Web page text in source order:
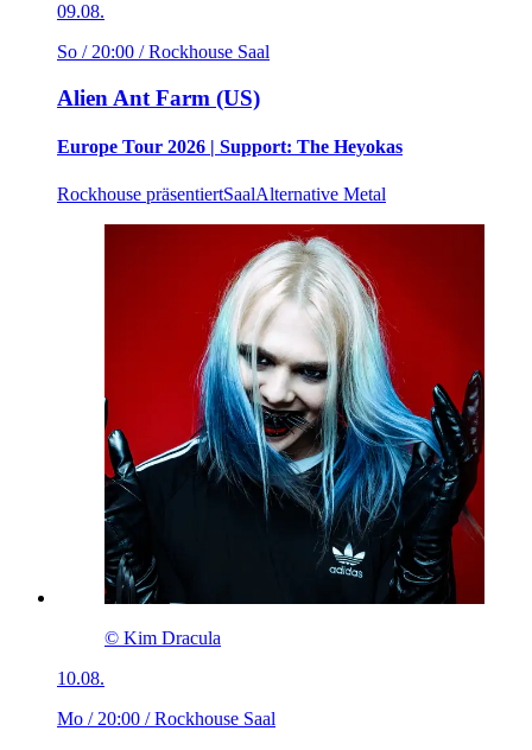
09.08.
So / 20:00 / Rockhouse Saal
Alien Ant Farm (US)
Europe Tour 2026 | Support: The Heyokas
Rockhouse präsentiertSaalAlternative Metal
© Kim Dracula
10.08.
Mo / 20:00 / Rockhouse Saal